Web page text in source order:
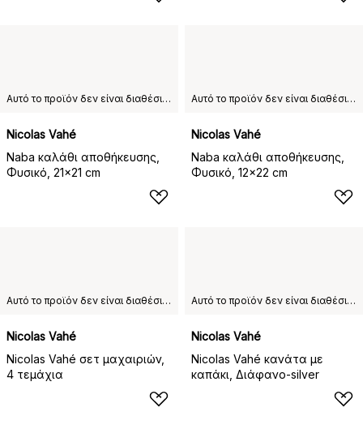
Αυτό το προϊόν δεν είναι διαθέσιμο στη χώρα παράδοσης που έχετε επιλέξει.
Nicolas Vahé
Naba καλάθι αποθήκευσης,
Φυσικό, 21x21 cm
Αυτό το προϊόν δεν είναι διαθέσιμο στη χώρα παράδοσης που έχετε επιλέξει.
Nicolas Vahé
Naba καλάθι αποθήκευσης,
Φυσικό, 12x22 cm
Αυτό το προϊόν δεν είναι διαθέσιμο στη χώρα παράδοσης που έχετε επιλέξει.
Nicolas Vahé
Nicolas Vahé σετ μαχαιριών,
4 τεμάχια
Αυτό το προϊόν δεν είναι διαθέσιμο στη χώρα παράδοσης που έχετε επιλέξει.
Nicolas Vahé
Nicolas Vahé κανάτα με
καπάκι, Διάφανο-silver